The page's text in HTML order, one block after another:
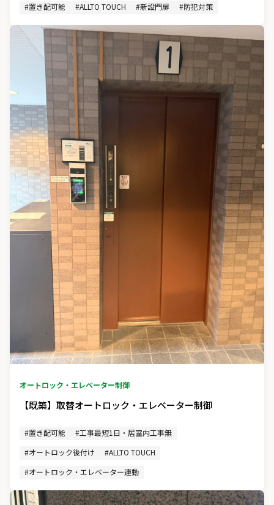
#置き配可能 #ALLTO TOUCH #新設門扉 #防犯対策
オートロック・エレベーター制御
【既築】取替オートロック・エレベーター制御
#置き配可能
#工事最短1日・居室内工事無
#オートロック後付け
#ALLTO TOUCH
#オートロック・エレベーター連動